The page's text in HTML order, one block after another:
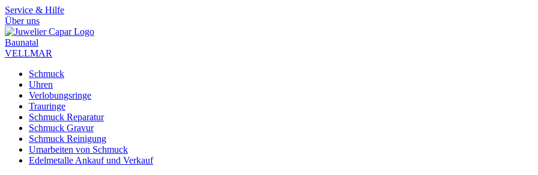
Zum
Inhalt
springen
Service & Hilfe
Über uns
Baunatal
VELLMAR
Schmuck
Uhren
Verlobungsringe
Trauringe
Schmuck Reparatur
Schmuck Gravur
Schmuck Reinigung
Umarbeiten von Schmuck
Edelmetalle Ankauf und Verkauf